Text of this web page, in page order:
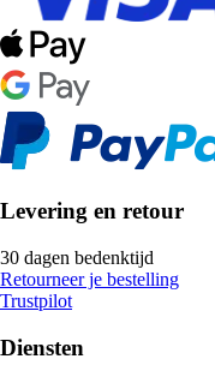
Levering en retour
30 dagen bedenktijd
Retourneer je bestelling
Trustpilot
Diensten